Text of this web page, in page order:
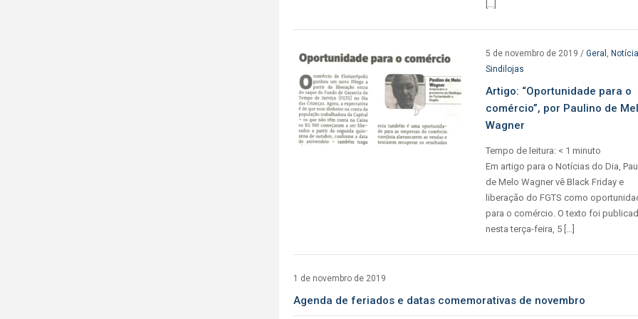
[…]
5 de novembro de 2019 / Geral ,
Sindilojas
Artigo: “Oportunidade para o
comércio”, por Paulino de
Wagner
Tempo de leitura: < 1 minuto
Em artigo para o Notícias do Dia,
de Melo Wagner vê Black Friday e
liberação do FGTS como
para o comércio. O texto foi
nesta terça-feira, 5 […]
1 de novembro de 2019
Agenda de feriados e datas comemorativas de novembro